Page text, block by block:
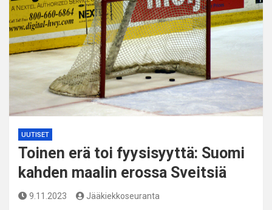
UUTISET
Toinen erä toi fyysisyyttä: Suomi
kahden maalin erossa Sveitsiä
9.11.2023 Jääkiekkoseuranta